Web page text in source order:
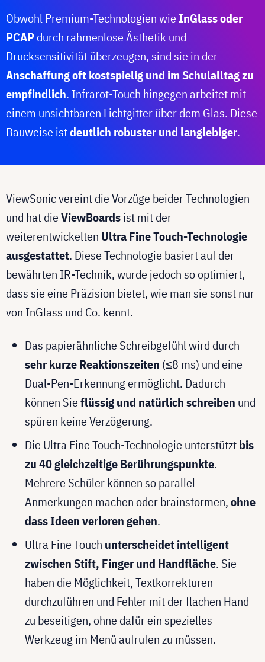
Obwohl Premium-Technologien wie InGlass oder
PCAPdurch rahmenlose Ästhetik und
Drucksensitivität überzeugen, sind sie in der
Anschaffung oft kostspielig und im Schulalltag zu
empfindlich. Infrarot-Touch hingegen arbeitet mit
einem unsichtbaren Lichtgitter über dem Glas. Diese
Bauweise istdeutlich robuster und langlebiger.
ViewSonic vereint die Vorzüge beider Technologien
und hat dieViewBoardsist mit der
weiterentwickelten Ultra Fine Touch-Technologie
ausgestattet. Diese Technologie basiert auf der
bewährten IR-Technik, wurde jedoch so optimiert,
dass sie eine Präzision bietet, wie man sie sonst nur
von InGlass und Co. kennt.
Das papierähnliche Schreibgefühl wird durch
sehr kurze Reaktionszeiten (≤8 ms) und eine
Dual-Pen-Erkennung ermöglicht. Dadurch
können Sieflüssig und natürlich schreiben und
spüren keine Verzögerung.
Die Ultra Fine Touch-Technologie unterstütztbis
zu 40 gleichzeitige Berührungspunkte.
Mehrere Schüler können so parallel
Anmerkungen machen oder brainstormen,ohne
dass Ideen verloren gehen.
Ultra Fine Touch unterscheidet intelligent
zwischen Stift, Finger und Handfläche. Sie
haben die Möglichkeit, Textkorrekturen
durchzuführen und Fehler mit der flachen Hand
zu beseitigen, ohne dafür ein spezielles
Werkzeug im Menü aufrufen zu müssen.